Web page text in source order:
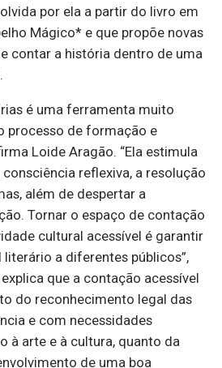
por ela a partir do livro em
Mágico* e que propõe novas
contar a história dentro de uma
é uma ferramenta muito
processo de formação e
Loide Aragão. “Ela estimula
reflexiva, a resolução
além de despertar a
Tornar o espaço de contação
cultural acessível é garantir
a diferentes públicos”,
que a contação acessível
do reconhecimento legal das
e com necessidades
à arte e à cultura, quanto da
de uma boa